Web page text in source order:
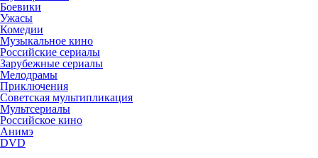
Боевики
Ужасы
Комедии
Музыкальное кино
Российские сериалы
Зарубежные сериалы
Мелодрамы
Приключения
Советская мультипликация
Мультсериалы
Российское кино
Анимэ
DVD